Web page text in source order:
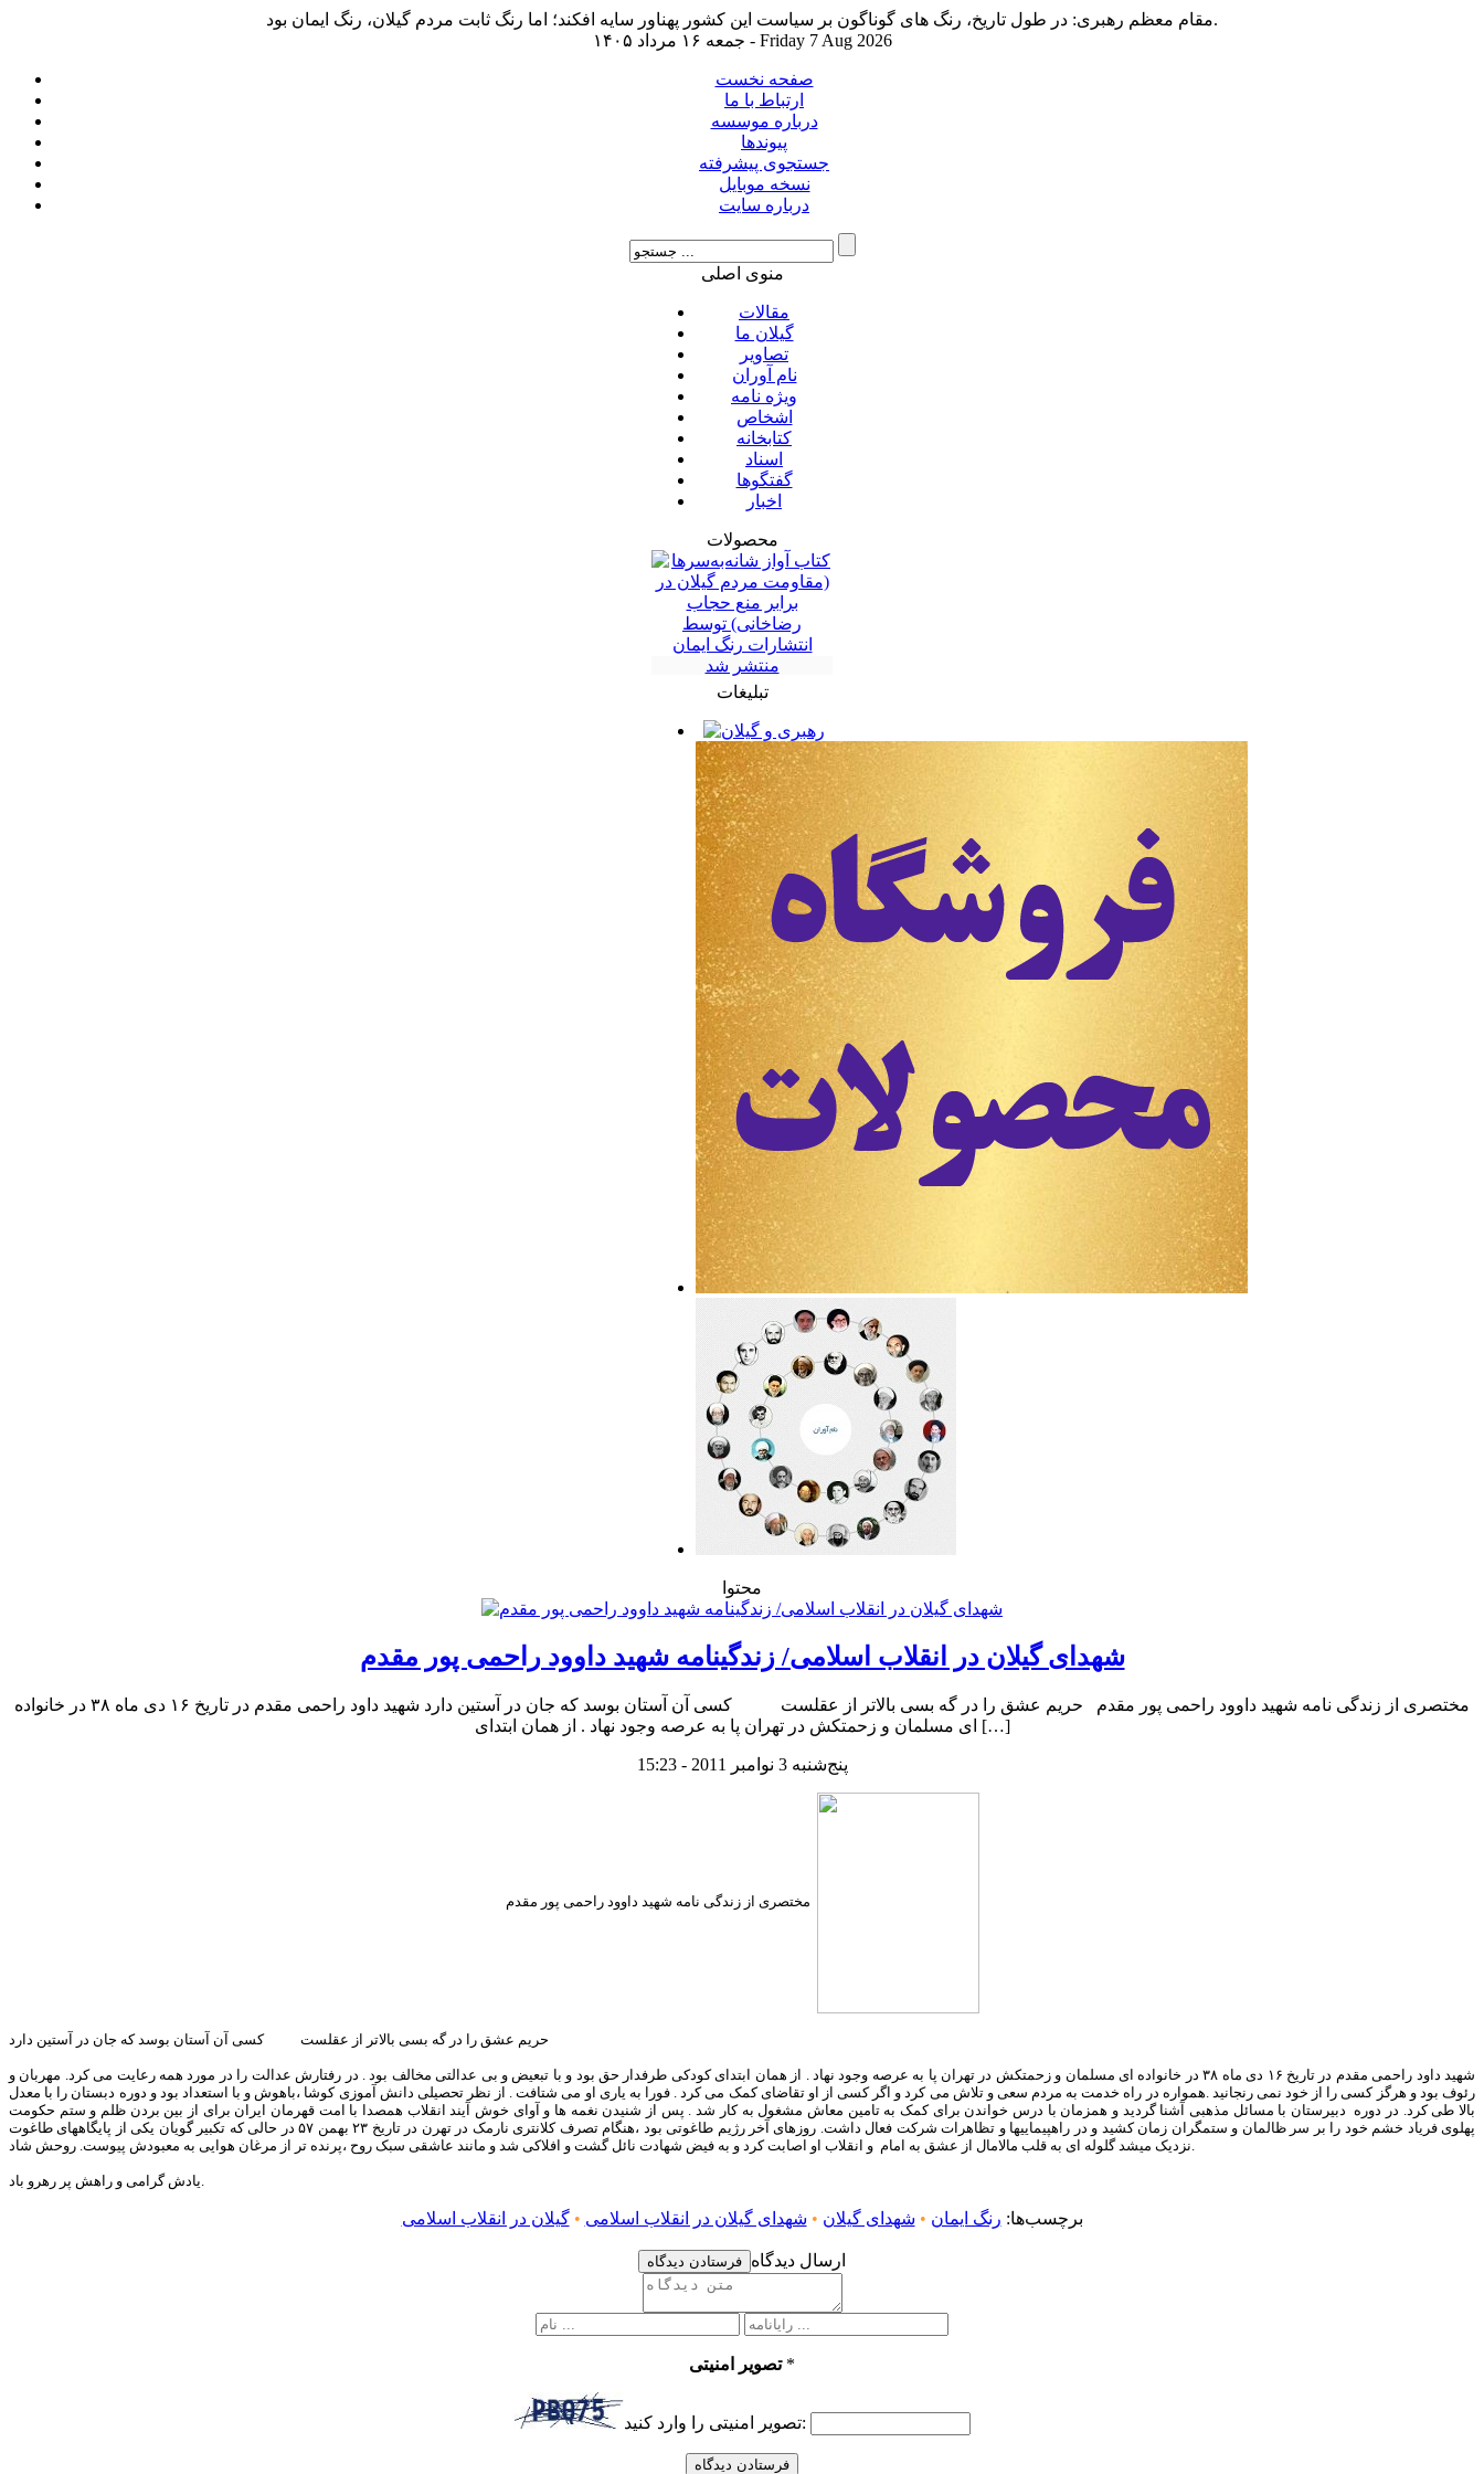
مقام معظم رهبری: در طول تاریخ، رنگ های گوناگون بر سیاست این کشور پهناور سایه افکند؛ اما رنگ ثابت مردم گیلان، رنگ ایمان بود.
جمعه ۱۶ مرداد ۱۴۰۵ - Friday 7 Aug 2026
صفحه نخست
ارتباط با ما
درباره موسسه
پیوندها
جستجوی پیشرفته
نسخه موبایل
درباره سایت
منوی اصلی
مقالات
گیلان ما
تصاویر
نام آوران
ویژه نامه
اشخاص
کتابخانه
اسناد
گفتگوها
اخبار
محصولات
تبلیغات
محتوا
شهدای گیلان در انقلاب اسلامی/ زندگینامه شهید داوود راحمی پور مقدم
مختصری از زندگی نامه شهید داوود راحمی پور مقدم حریم عشق را در گه بسی بالاتر از عقلست کسی آن آستان بوسد که جان در آستین دارد شهید داود راحمی مقدم در تاریخ ۱۶ دی ماه ۳۸ در خانواده
ای مسلمان و زحمتکش در تهران پا به عرصه وجود نهاد . از همان ابتدای […]
پنج‌شنبه 3 نوامبر 2011 - 15:23
حریم عشق را در گه بسی بالاتر از عقلست کسی آن آستان بوسد که جان در آستین دارد
شهید داود راحمی مقدم در تاریخ ۱۶ دی ماه ۳۸ در خانواده ای مسلمان و زحمتکش در تهران پا به عرصه وجود نهاد . از همان ابتدای کودکی طرفدار حق بود و با تبعیض و بی عدالتی مخالف بود . در رفتارش عدالت را در مورد همه رعایت می کرد. مهربان و
رئوف بود و هرگز کسی را از خود نمی رنجانید .همواره در راه خدمت به مردم سعی و تلاش می کرد و اگر کسی از او تقاضای کمک می کرد . فورا به یاری او می شتافت . از نظر تحصیلی دانش آموزی کوشا ،باهوش و با استعداد بود و دوره دبستان را با معدل
بالا طی کرد. در دوره دبیرستان با مسائل مذهبی آشنا گردید و همزمان با درس خواندن برای کمک به تامین معاش مشغول به کار شد . پس از شنیدن نغمه ها و آوای خوش آیند انقلاب همصدا با امت قهرمان ایران برای از بین بردن ظلم و ستم حکومت
پهلوی فریاد خشم خود را بر سر ظالمان و ستمگران زمان کشید و در راهپیماییها و تظاهرات شرکت فعال داشت. روزهای آخر رژیم طاغوتی بود ،هنگام تصرف کلانتری نارمک در تهرن در تاریخ ۲۳ بهمن ۵۷ در حالی که تکبیر گویان یکی از پایگاههای طاغوت
برچسب‌ها: رنگ ایمان • شهدای گیلان • شهدای گیلان در انقلاب اسلامی •گیلان در انقلاب اسلامی
فرستادن دیدگاه ارسال دیدگاه
تصویر امنیتی *
تصویر امنیتی را وارد کنید: